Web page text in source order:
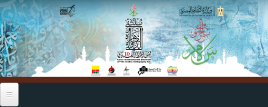
Skip to main content